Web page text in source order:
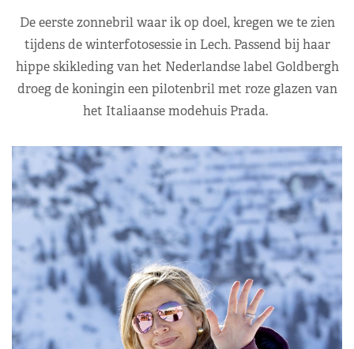
De eerste zonnebril waar ik op doel, kregen we te zien
tijdens de winterfotosessie in Lech. Passend bij haar
hippe skikleding van het Nederlandse label Goldbergh
droeg de koningin een pilotenbril met roze glazen van
het Italiaanse modehuis Prada.